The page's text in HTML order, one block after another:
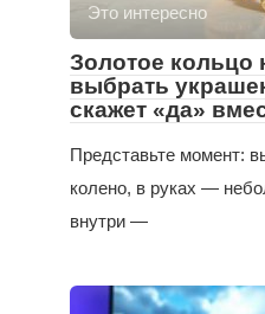
Это интересно
Золотое кольцо
выбрать
скажет «да»
Представьте момент:
колено, в руках —
внутри —